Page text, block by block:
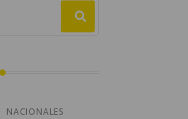
NACIONALES